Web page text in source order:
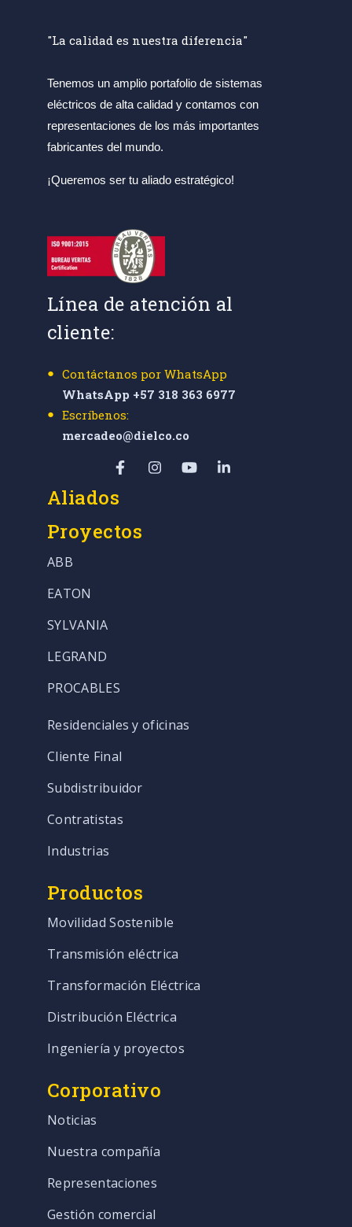
"La calidad es nuestra diferencia"
Tenemos un amplio portafolio de sistemas
eléctricos de alta calidad y contamos con
representaciones de los más importantes
fabricantes del mundo.
¡Queremos ser tu aliado estratégico!
Línea de atención al
cliente:
Contáctanos por WhatsApp
WhatsApp +57 318 363 6977
Escríbenos:
mercadeo@dielco.co
Aliados
Proyectos
ABB
EATON
SYLVANIA
LEGRAND
PROCABLES
Residenciales y oficinas
Cliente Final
Subdistribuidor
Contratistas
Industrias
Productos
Movilidad Sostenible
Transmisión eléctrica
Transformación Eléctrica
Distribución Eléctrica
Ingeniería y proyectos
Corporativo
Noticias
Nuestra compañía
Representaciones
Gestión comercial